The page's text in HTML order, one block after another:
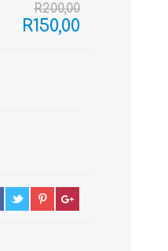
R200,00
R150,00